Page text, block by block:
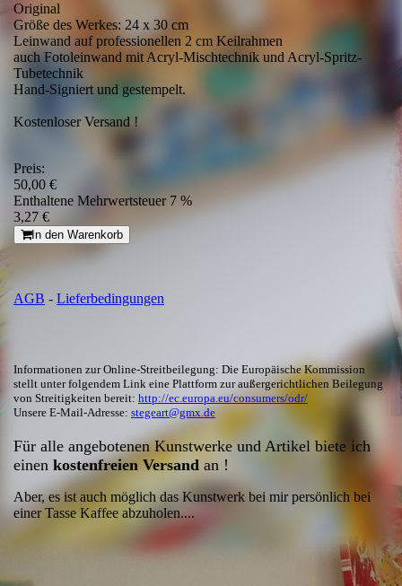
Original
Größe des Werkes: 24 x 30 cm
Leinwand auf professionellen 2 cm Keilrahmen
auch Fotoleinwand mit Acryl-Mischtechnik und Acryl-Spritz-
Tubetechnik
Hand-Signiert und gestempelt.
Kostenloser Versand !
Preis:
50,00 €
Enthaltene Mehrwertsteuer 7 %
3,27 €
In den Warenkorb
AGB - Lieferbedingungen
Informationen zur Online-Streitbeilegung: Die Europäische Kommission
stellt unter folgendem Link eine Plattform zur außergerichtlichen Beilegung
von Streitigkeiten bereit: http://ec.europa.eu/consumers/odr/
Unsere E-Mail-Adresse: stegeart@gmx.de
Für alle angebotenen Kunstwerke und Artikel biete ich
einen kostenfreien Versand an !
Aber, es ist auch möglich das Kunstwerk bei mir persönlich bei
einer Tasse Kaffee abzuholen....